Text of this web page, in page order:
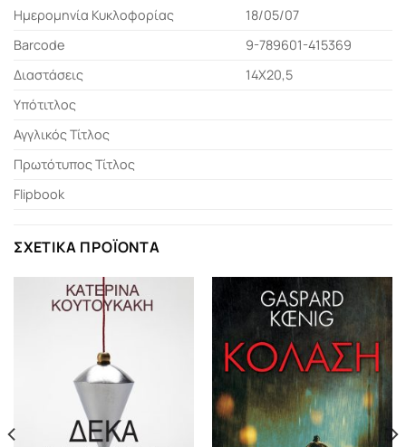
Ημερομηνία Κυκλοφορίας
18/05/07
Barcode
9-789601-415369
Διαστάσεις
14Χ20,5
Υπότιτλος
Αγγλικός Τίτλος
Πρωτότυπος Τίτλος
Flipbook
ΣΧΕΤΙΚΆ ΠΡΟΪΌΝΤΑ